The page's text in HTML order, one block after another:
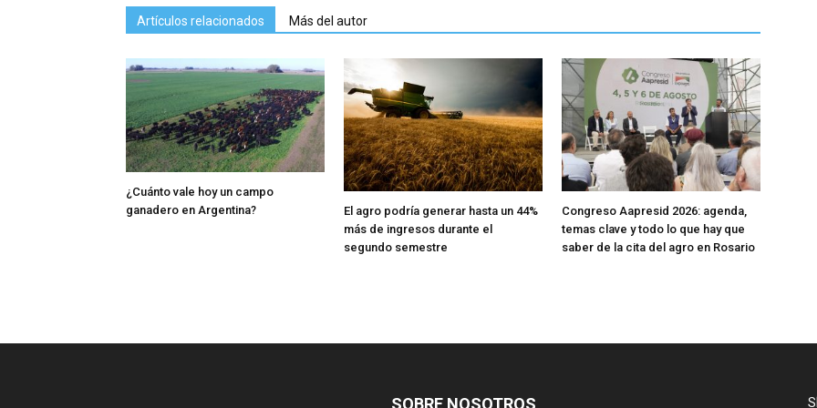
Artículos relacionados Más del autor
¿Cuánto vale hoy un campo
ganadero en Argentina?
El agro podría generar hasta un 44%
más de ingresos durante el
segundo semestre
Congreso Aapresid 2026: agenda,
temas clave y todo lo que hay que
saber de la cita del agro en Rosario
SOBRE NOSOTROS